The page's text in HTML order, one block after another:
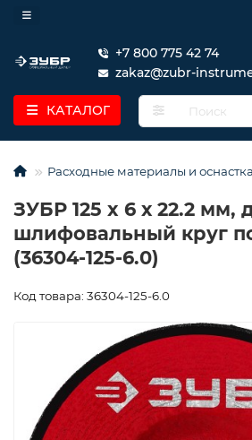
+7 800 775 42 74
zakaz@zubr-
КАТАЛОГ
Расходные материалы и оснастка
ЗУБР 125 x 6 х 22.2
шлифовальный круг
(36304-125-6.0)
Код товара: 36304-125-6.0